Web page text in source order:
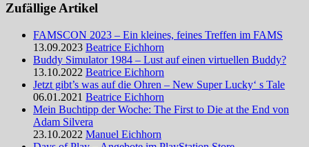
Zufällige Artikel
FAMSCON 2023 – Ein kleines, feines Treffen im FAMS
13.09.2023 Beatrice Eichhorn
Buddy Simulator 1984 – Lust auf einen virtuellen Buddy?
13.10.2022 Beatrice Eichhorn
Jetzt gibt’s was auf die Ohren – New Super Lucky‘ s Tale
06.01.2021 Beatrice Eichhorn
Mein Buchtipp der Woche: The First to Die at the End von
Adam Silvera
23.10.2022 Manuel Eichhorn